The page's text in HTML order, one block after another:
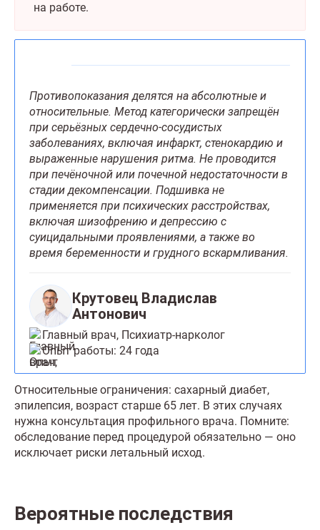
на работе.
Противопоказания делятся на абсолютные и
относительные. Метод категорически запрещён
при серьёзных сердечно-сосудистых
заболеваниях, включая инфаркт, стенокардию и
выраженные нарушения ритма. Не проводится
при печёночной или почечной недостаточности в
стадии декомпенсации. Подшивка не
применяется при психических расстройствах,
включая шизофрению и депрессию с
суицидальными проявлениями, а также во
время беременности и грудного вскармливания.
Крутовец Владислав
Антонович
Главный врач, Психиатр-нарколог
Опыт работы: 24 года
Относительные ограничения: сахарный диабет,
эпилепсия, возраст старше 65 лет. В этих случаях
нужна консультация профильного врача. Помните:
обследование перед процедурой обязательно — оно
исключает риски летальный исход.
Вероятные последствия